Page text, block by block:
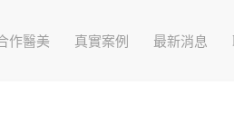
作醫美 真實案例 最新消息